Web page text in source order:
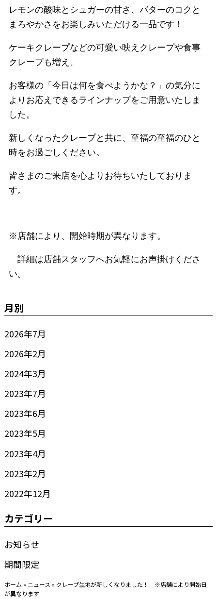
レモンの酸味とシュガーの甘さ、バターのコクと
まろやかさをお楽しみいただける一品です！
ケーキクレープなどの可愛い映えクレープや食事
クレープも増え、
お客様の「今日は何を食べようかな？」の気分に
よりお応えできるラインナップをご用意いたしま
した。
新しくなったクレープと共に、至福の至福のひと
時をお過ごしください。
皆さまのご来店を心よりお待ちいたしておりま
す。
※店舗により、開始時期が異なります。
詳細は店舗スタッフへお気軽にお声掛けくださ
い。
月別
2026年7月
2026年2月
2024年3月
2023年7月
2023年6月
2023年5月
2023年4月
2023年2月
2022年12月
カテゴリー
お知らせ
期間限定
ホーム » ニュース » クレープ生地が新しくなりました！ ※店舗により開始日
が異なります